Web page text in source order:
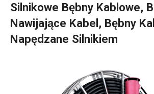
Silnikowe Bębny Kablowe,
Nawijające Kabel, Bębny
Napędzane Silnikiem